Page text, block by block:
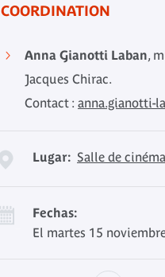
COORDINATION
Anna Gianotti Laban,
Jacques Chirac.
Contact : anna.gianotti-
Lugar: Salle de cinéma
Fechas:
El martes 15